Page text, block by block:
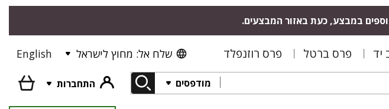
במבצע, כעת באזור המבצעים.
יד פרס ברטל פרס רוזנפלד שלח אל: מחוץ לישראל English
מודפסים
התחברות